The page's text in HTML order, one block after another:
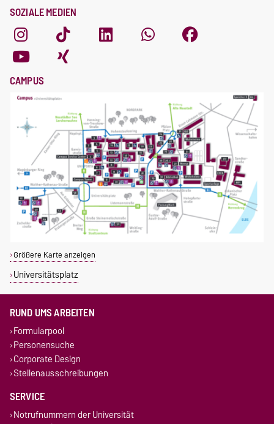
SOZIALE MEDIEN
CAMPUS
Größere Karte anzeigen
Universitätsplatz
RUND UMS ARBEITEN
Formularpool
Personensuche
Corporate Design
Stellenausschreibungen
SERVICE
Notrufnummern der Universität